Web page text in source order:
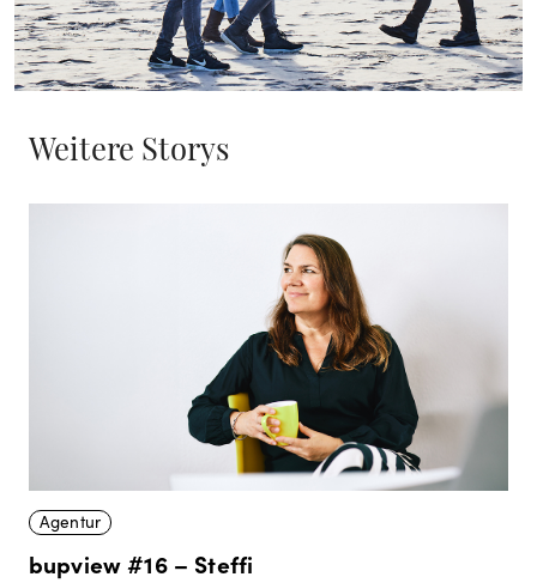
Weitere Storys
Agentur
bupview #16 – Steffi